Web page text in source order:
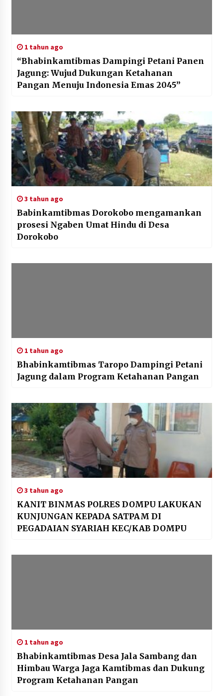
1 tahun ago
“Bhabinkamtibmas Dampingi Petani Panen
Jagung: Wujud Dukungan Ketahanan
Pangan Menuju Indonesia Emas 2045”
3 tahun ago
Babinkamtibmas Dorokobo mengamankan
prosesi Ngaben Umat Hindu di Desa
Dorokobo
1 tahun ago
Bhabinkamtibmas Taropo Dampingi Petani
Jagung dalam Program Ketahanan Pangan
3 tahun ago
KANIT BINMAS POLRES DOMPU LAKUKAN
KUNJUNGAN KEPADA SATPAM DI
PEGADAIAN SYARIAH KEC/KAB DOMPU
1 tahun ago
Bhabinkamtibmas Desa Jala Sambang dan
Himbau Warga Jaga Kamtibmas dan Dukung
Program Ketahanan Pangan